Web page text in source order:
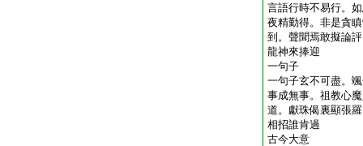
言語行時不易行。
夜精勤得。非是貪
到。聲聞焉敢擬論
龍神來捧迎
一句子
一句子玄不可盡。
事成無事。祖教心
道。獻珠偈裏顯張
相招誰肯過
古今大意